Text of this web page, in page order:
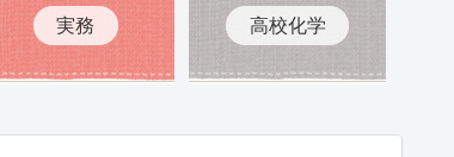
実務 高校化学